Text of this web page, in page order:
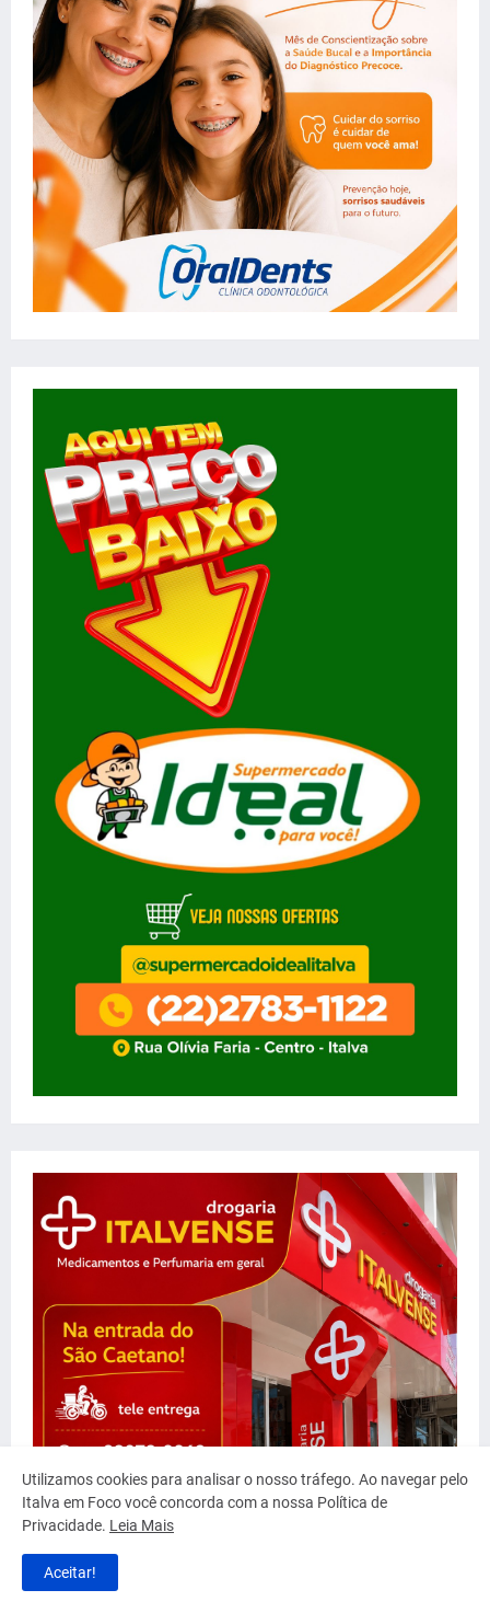
Utilizamos cookies para analisar o nosso tráfego. Ao navegar pelo
Italva em Foco você concorda com a nossa Política de
Privacidade. Leia Mais
Aceitar!